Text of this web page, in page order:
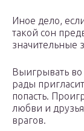
Иное дело,
такой сон
значительные
Выигрывать во
рады
попасть.
любви и
врагов.